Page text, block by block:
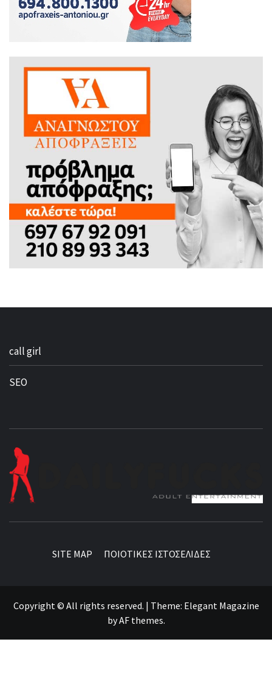
call girl
SEO
SITE MAP ΠΟΙΟΤΙΚΕΣ ΙΣΤΟΣΕΛΙΔΕΣ
Copyright © All rights reserved. | Theme: Elegant Magazine
byAF themes.